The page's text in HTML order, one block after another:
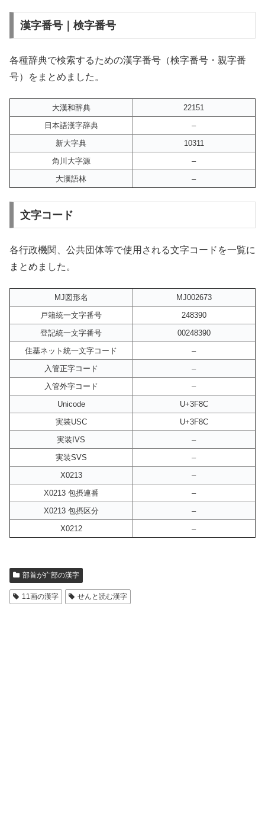
漢字番号｜検字番号
各種辞典で検索するための漢字番号（検字番号・親字番
号）をまとめました。
大漢和辞典
22151
日本語漢字辞典
–
新大字典
10311
角川大字源
–
大漢語林
–
文字コード
各行政機関、公共団体等で使用される文字コードを一覧に
まとめました。
MJ図形名
MJ002673
戸籍統一文字番号
248390
登記統一文字番号
00248390
住基ネット統一文字コード
–
入管正字コード
–
入管外字コード
–
Unicode
U+3F8C
実装USC
U+3F8C
実装IVS
–
実装SVS
–
X0213
–
X0213 包摂連番
–
X0213 包摂区分
–
X0212
–
部首が疒部の漢字
11画の漢字 せんと読む漢字